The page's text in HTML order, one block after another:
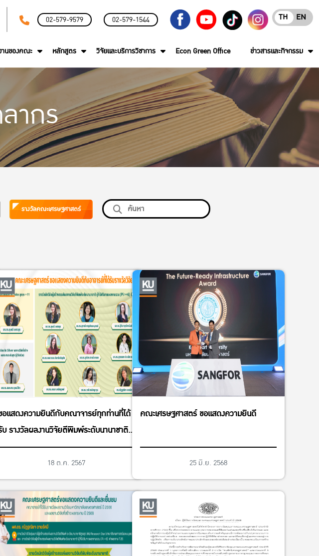
02-579-9579 02-579-1544 EN
TH
านของคณะ หลักสูตร วิจัยและบริการวิชาการ Econ Green Office ข่าวสารและกิจกรรม
ากร
รางวัลคณะเศรษฐศาสตร์
อแสดงความยินดีกับคณาจารย์ทุกท่านที่ได้
รางวัลผลงานวิจัยตีพิมพ์ระดับนานาชาติ
2565 และ รางวัลผลงานวิจัยที่สร้างผลกระ
ทบ ปี 2567 ของมหาวิทยาลัยเกษตรศาสตร์
18 ต.ค. 2567
คณะเศรษฐศาสตร์ ขอแสดงความยินดี
25 มิ.ย. 2568